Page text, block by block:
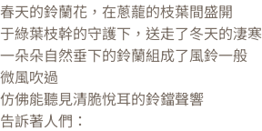
春天的鈴蘭花，在蔥蘢的枝葉間盛開
于綠葉枝幹的守護下，送走了冬天的淒寒
一朵朵自然垂下的鈴蘭組成了風鈴一般
微風吹過
仿佛能聽見清脆悅耳的鈴鐺聲響
告訴著人們：